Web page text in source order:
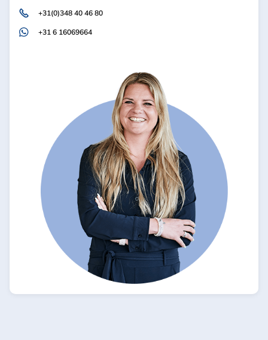
+31(0)348 40 46 80
+31 6 16069664